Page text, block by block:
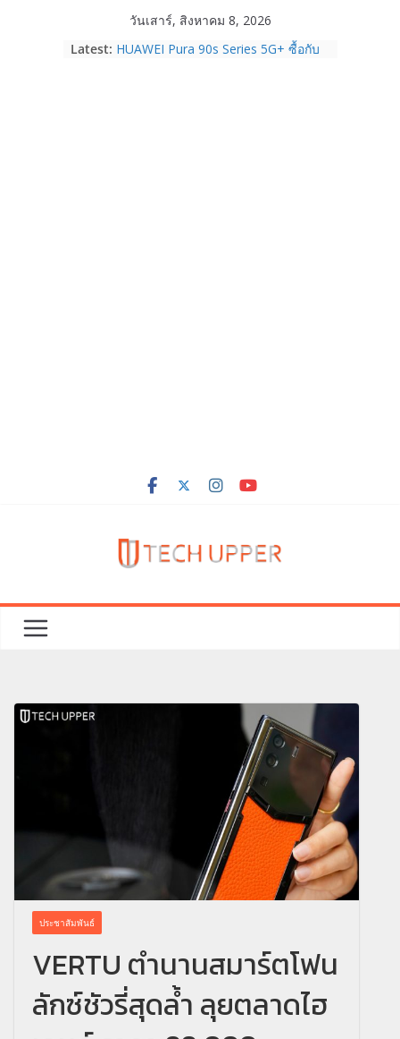
วันเสาร์, สิงหาคม 8, 2026
Latest: HUAWEI Pura 90s Series 5G+ ซื้อกับ
ประชาสัมพันธ์
VERTU ตำนานสมาร์ตโฟน
ลักซ์ชัวรี่สุดล้ำ ลุยตลาดไฮ